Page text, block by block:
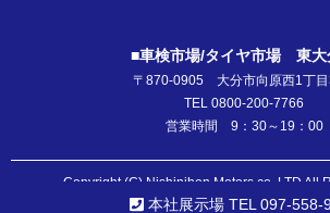
■車検市場/タイヤ市場 東大
〒870-0905 大分市向原西1丁
TEL 0800-200-7766
営業時間 9：30～19：00
Copyright (C) Nishinihon Motors co.,LTD All
本社展示場 TEL 097-558-